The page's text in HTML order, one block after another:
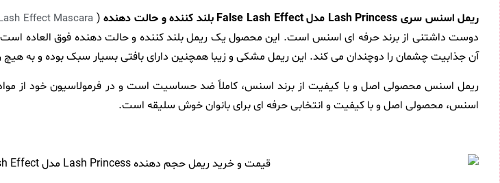
ریمل اسنس سری Lash Princess مدل False Lash Effect بلند کننده و حالت دهنده (
دوست داشتنی از برند حرفه ای اسنس است. این محصول یک ریمل بلند کننده و حالت دهنده فوق العاده است
آن جذابیت چشمان را دوچندان می کند. این ریمل مشکی و زیبا همچنین دارای بافتی بسیار سبک بوده و به هیچ
ریمل اسنس محصولی اصل و با کیفیت از برند اسنس، کاملاً ضد حساسیت است و در فرمولاسیون خود از
اسنس، محصولی اصل و با کیفیت و انتخابی حرفه ای برای بانوان خوش سلیقه است.